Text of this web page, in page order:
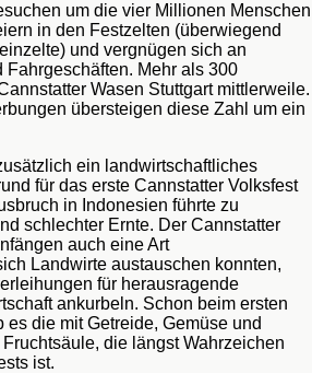
um die vier Millionen Menschen
in den Festzelten (überwiegend
und vergnügen sich an
Mehr als 300
Wasen Stuttgart mittlerweile.
übersteigen diese Zahl um ein
ein landwirtschaftliches
für das erste Cannstatter Volksfest
in Indonesien führte zu
schlechter Ernte. Der Cannstatter
auch eine Art
Landwirte austauschen konnten,
für herausragende
ankurbeln. Schon beim ersten
es die mit Getreide, Gemüse und
die längst Wahrzeichen
ist.